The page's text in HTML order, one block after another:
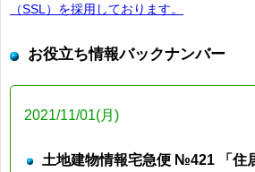
（SSL）を採用しております。
お役立ち情報バックナンバー
2021/11/01(月)
土地建物情報宅急便 №421 「住